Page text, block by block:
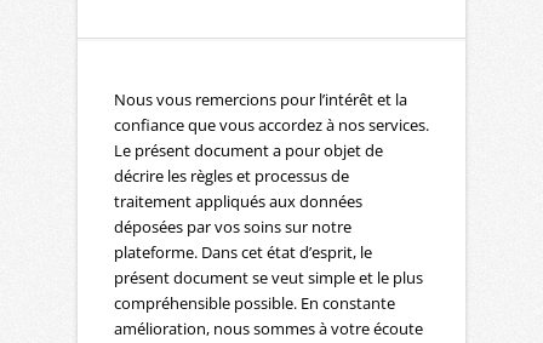
Nous vous remercions pour l’intérêt et la
confiance que vous accordez à nos services.
Le présent document a pour objet de
décrire les règles et processus de
traitement appliqués aux données
déposées par vos soins sur notre
plateforme. Dans cet état d’esprit, le
présent document se veut simple et le plus
compréhensible possible. En constante
amélioration, nous sommes à votre écoute